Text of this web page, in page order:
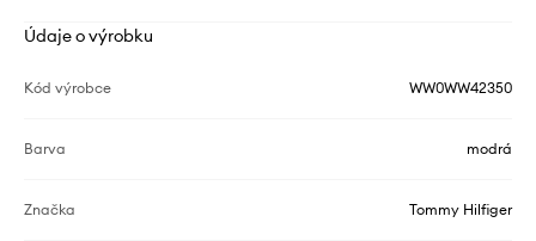
Údaje o výrobku
Kód výrobce WW0WW42350
Barva modrá
Značka Tommy Hilfiger